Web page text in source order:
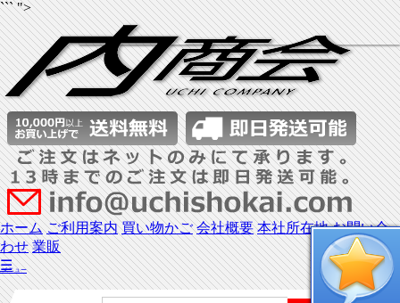
``` ">
ホーム ご利用案内 買い物かご 会社概要 本社所在地 お問い合
わせ 業販
☰
メニュー